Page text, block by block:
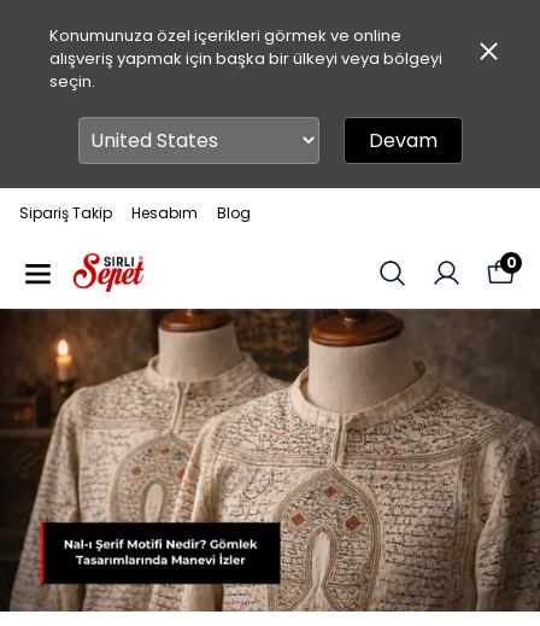
Konumunuza özel içerikleri görmek ve online
alışveriş yapmak için başka bir ülkeyi veya bölgeyi
seçin.
Devam
Sipariş Takip Hesabım Blog
0